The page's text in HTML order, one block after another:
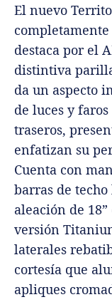
El nuevo
destaca por el
distintiva
da un aspecto
de luces y
traseros,
enfatizan su
Cuenta con
barras de
aleación de
versión
laterales
cortesía que
apliques